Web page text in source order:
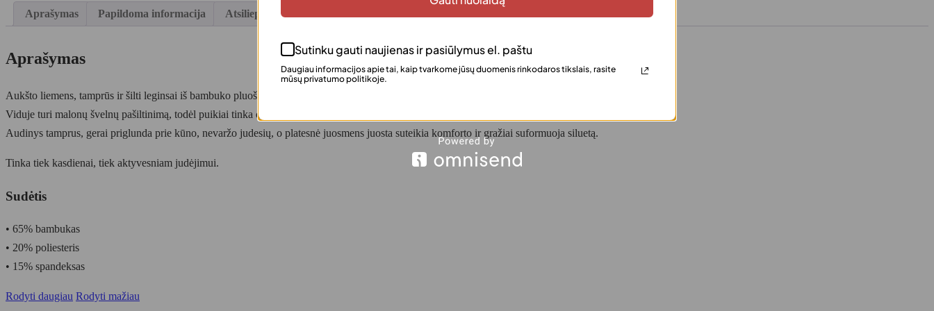
Aprašymas Papildoma informacija Atsiliepimai (0)
Aprašymas
Aukšto liemens, tamprūs ir šilti leginsai iš bambuko pluošto – puikus pasirinkimas šaltajam sezonui.
Viduje turi malonų švelnų pašiltinimą, todėl puikiai tinka dėvėti net prie –30°C.
Audinys tamprus, gerai priglunda prie kūno, nevaržo judesių, o platesnė juosmens juosta suteikia komforto ir gražiai suformuoja siluetą.
Tinka tiek kasdienai, tiek aktyvesniam judėjimui.
Sudėtis
• 65% bambukas
• 20% poliesteris
• 15% spandeksas
Rodyti daugiau Rodyti mažiau
Sutinku gauti naujienas ir pasiūlymus el. paštu
Daugiau informacijos apie tai, kaip tvarkome jūsų duomenis rinkodaros tikslais, rasite
mūsų privatumo politikoje.